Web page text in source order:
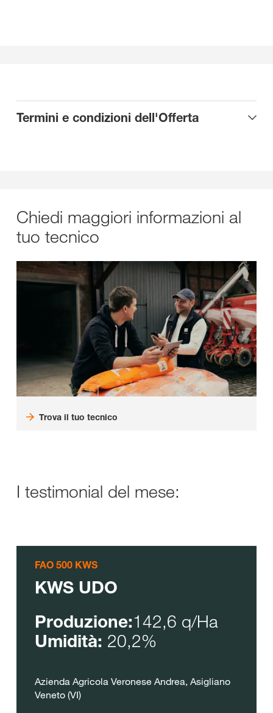
Termini e condizioni dell'Offerta
Chiedi maggiori informazioni al
tuo tecnico
Trova il tuo tecnico
I testimonial del mese:
FAO 500 KWS
KWS UDO
Produzione:142,6 q/Ha
Umidità: 20,2%
Azienda Agricola Veronese Andrea, Asigliano
Veneto (VI)